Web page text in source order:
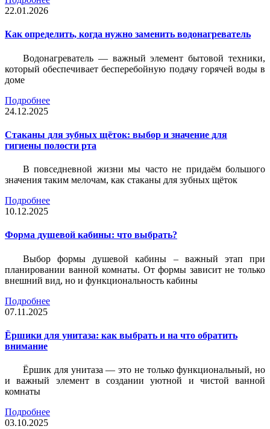
22.01.2026
Как определить, когда нужно заменить водонагреватель
Водонагреватель — важный элемент бытовой техники,
который обеспечивает бесперебойную подачу горячей воды в
доме
Подробнее
24.12.2025
Стаканы для зубных щёток: выбор и значение для
гигиены полости рта
В повседневной жизни мы часто не придаём большого
значения таким мелочам, как стаканы для зубных щёток
Подробнее
10.12.2025
Форма душевой кабины: что выбрать?
Выбор формы душевой кабины – важный этап при
планировании ванной комнаты. От формы зависит не только
внешний вид, но и функциональность кабины
Подробнее
07.11.2025
Ёршики для унитаза: как выбрать и на что обратить
внимание
Ёршик для унитаза — это не только функциональный, но
и важный элемент в создании уютной и чистой ванной
комнаты
Подробнее
03.10.2025